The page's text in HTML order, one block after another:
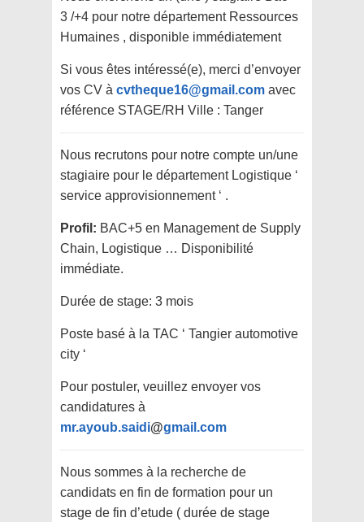
3 /+4 pour notre département Ressources
Humaines , disponible immédiatement
Si vous êtes intéressé(e), merci d’envoyer
vos CV à cvtheque16@gmail.com avec
référence STAGE/RH Ville : Tanger
Nous recrutons pour notre compte un/une
stagiaire pour le département Logistique ‘
service approvisionnement ‘ .
Profil: BAC+5 en Management de Supply
Chain, Logistique … Disponibilité
immédiate.
Durée de stage: 3 mois
Poste basé à la TAC ‘ Tangier automotive
city ‘
Pour postuler, veuillez envoyer vos
candidatures à
mr.ayoub.saidi@gmail.com
Nous sommes à la recherche de
candidats en fin de formation pour un
stage de fin d’etude ( durée de stage